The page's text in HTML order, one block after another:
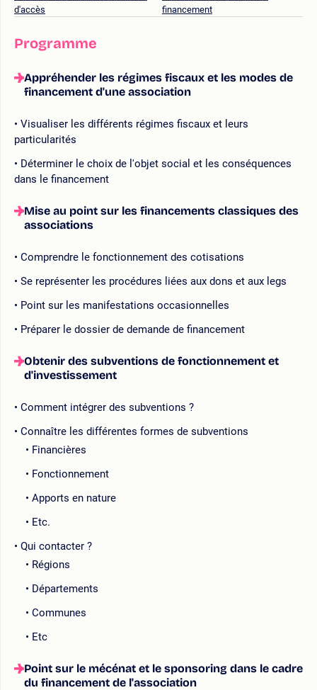
d'accès
financement
Programme
Appréhender les régimes fiscaux et les modes de
financement d'une association
Visualiser les différents régimes fiscaux et leurs
particularités
Déterminer le choix de l'objet social et les conséquences
dans le financement
Mise au point sur les financements classiques des
associations
Comprendre le fonctionnement des cotisations
Se représenter les procédures liées aux dons et aux legs
Point sur les manifestations occasionnelles
Préparer le dossier de demande de financement
Obtenir des subventions de fonctionnement et
d'investissement
Comment intégrer des subventions ?
Connaître les différentes formes de subventions
Financières
Fonctionnement
Apports en nature
Etc.
Qui contacter ?
Régions
Départements
Communes
Etc
Point sur le mécénat et le sponsoring dans le cadre
du financement de l'association